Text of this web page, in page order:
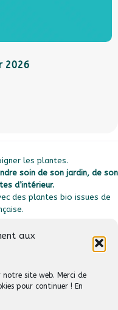
aux
notre site web. Merci de
pour continuer ! En
2026
les plantes.
soin de son jardin, de son
d’intérieur.
des plantes bio issues de